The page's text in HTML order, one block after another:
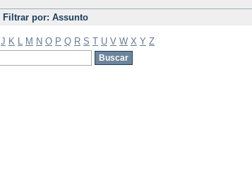
Filtrar por: Assunto
J K M N O P Q R S T U V W X Y Z